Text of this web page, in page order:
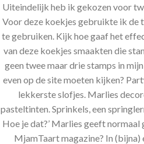
Uiteindelijk heb ik gekozen voor
Voor deze koekjes gebruikte ik de
te gebruiken. Kijk hoe gaaf het
van deze koekjes smaakten die
geen twee maar drie stamps in
even op de site moeten kijken?
lekkerste slofjes. Marlies
pasteltinten. Sprinkels, een
Hoe je dat?’ Marlies geeft
MjamTaart magazine? In